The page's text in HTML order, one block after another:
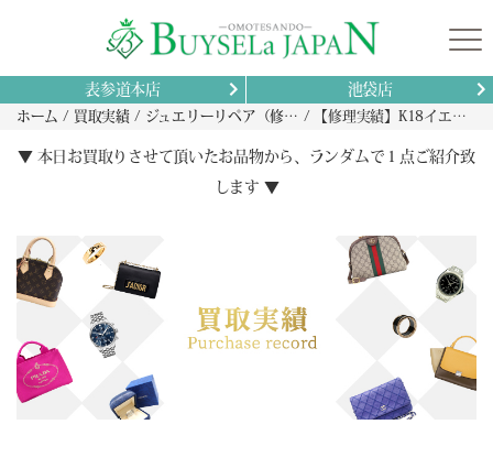
表参道本店 池袋店
ホーム 買取実績 ジュエリーリペア（修理）実績 【修理実績】K18イエローゴールドネックレスの直し事例を詳しく解説するレーザー溶接による修理内容と仕上がり
▼ 本日お買取りさせて頂いたお品物から、ランダムで１点ご紹介致
します ▼